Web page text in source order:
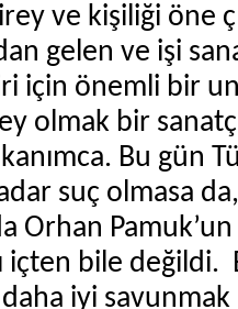
ve kişiliği öne
gelen ve işi
için önemli bir
olmak bir
Bu gün
suç olmasa
Orhan
içten bile değildi.
iyi